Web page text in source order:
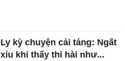
Ly kỳ chuyện cải táng: Ngất
xỉu khi thấy thi hài như...